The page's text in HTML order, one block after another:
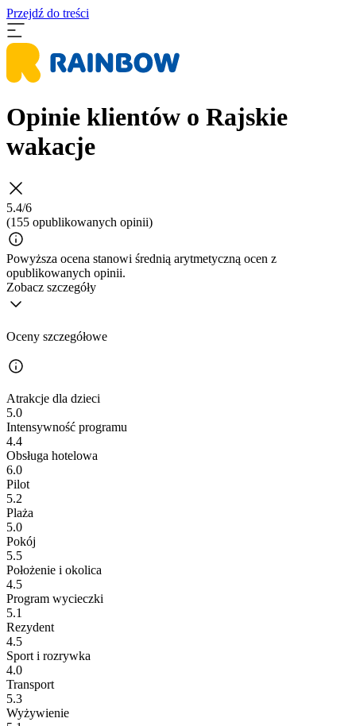
Przejdź do treści
Opinie klientów o Rajskie
wakacje
5.4/6
(155 opublikowanych opinii)
Powyższa ocena stanowi średnią arytmetyczną ocen z
opublikowanych opinii.
Zobacz szczegóły
Oceny szczegółowe
Atrakcje dla dzieci
5.0
Intensywność programu
4.4
Obsługa hotelowa
6.0
Pilot
5.2
Plaża
5.0
Pokój
5.5
Położenie i okolica
4.5
Program wycieczki
5.1
Rezydent
4.5
Sport i rozrywka
4.0
Transport
5.3
Wyżywienie